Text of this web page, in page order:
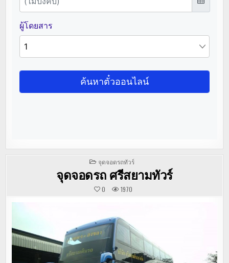
POSTED
IN
จุดจอดรถทัวร์
จุดจอดรถ ศรีสยามทัวร์
0 1970